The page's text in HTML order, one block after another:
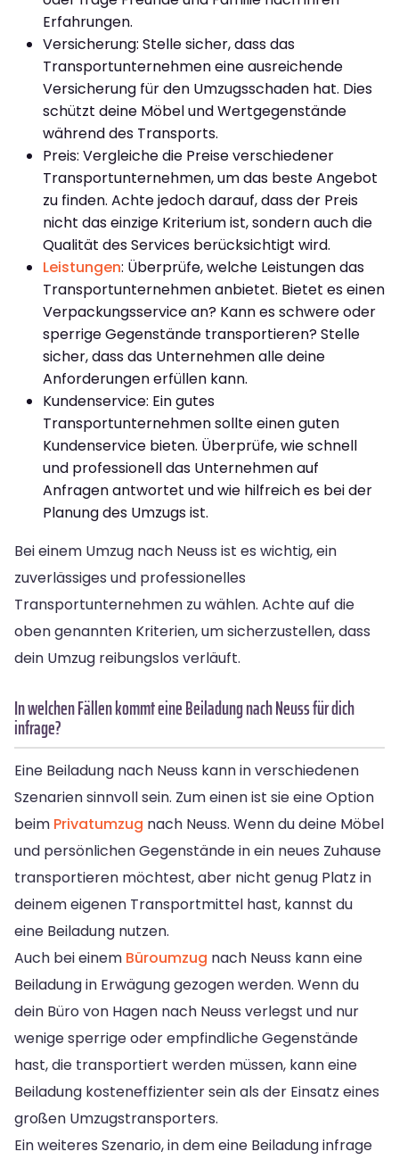
Erfahrungen.
Versicherung: Stelle sicher, dass das
Transportunternehmen eine ausreichende
Versicherung für den Umzugsschaden hat. Dies
schützt deine Möbel und Wertgegenstände
während des Transports.
Preis: Vergleiche die Preise verschiedener
Transportunternehmen, um das beste Angebot
zu finden. Achte jedoch darauf, dass der Preis
nicht das einzige Kriterium ist, sondern auch die
Qualität des Services berücksichtigt wird.
Leistungen: Überprüfe, welche Leistungen das
Transportunternehmen anbietet. Bietet es einen
Verpackungsservice an? Kann es schwere oder
sperrige Gegenstände transportieren? Stelle
sicher, dass das Unternehmen alle deine
Anforderungen erfüllen kann.
Kundenservice: Ein gutes
Transportunternehmen sollte einen guten
Kundenservice bieten. Überprüfe, wie schnell
und professionell das Unternehmen auf
Anfragen antwortet und wie hilfreich es bei der
Planung des Umzugs ist.
Bei einem Umzug nach Neuss ist es wichtig, ein
zuverlässiges und professionelles
Transportunternehmen zu wählen. Achte auf die
oben genannten Kriterien, um sicherzustellen, dass
dein Umzug reibungslos verläuft.
In welchen Fällen kommt eine Beiladung nach Neuss für dich
infrage?
Eine Beiladung nach Neuss kann in verschiedenen
Szenarien sinnvoll sein. Zum einen ist sie eine Option
beim Privatumzug nach Neuss. Wenn du deine Möbel
und persönlichen Gegenstände in ein neues Zuhause
transportieren möchtest, aber nicht genug Platz in
deinem eigenen Transportmittel hast, kannst du
eine Beiladung nutzen.
Auch bei einem Büroumzug nach Neuss kann eine
Beiladung in Erwägung gezogen werden. Wenn du
dein Büro von Hagen nach Neuss verlegst und nur
wenige sperrige oder empfindliche Gegenstände
hast, die transportiert werden müssen, kann eine
Beiladung kosteneffizienter sein als der Einsatz eines
großen Umzugstransporters.
Ein weiteres Szenario, in dem eine Beiladung infrage